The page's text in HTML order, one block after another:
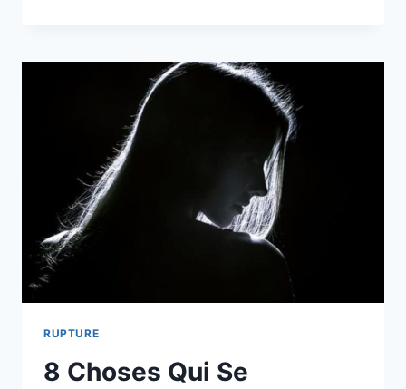
DE
LÂCHER
MAIS
MON
CŒUR
N’ÉCOUTE
RUPTURE
8 Choses Qui Se